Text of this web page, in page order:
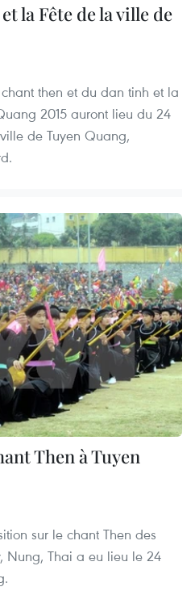
la Fête de la ville de
then et du dan tinh et la
2015 auront lieu du 24
de Tuyen Quang,
Then à Tuyen
sur le chant Then des
Nung, Thai a eu lieu le 24